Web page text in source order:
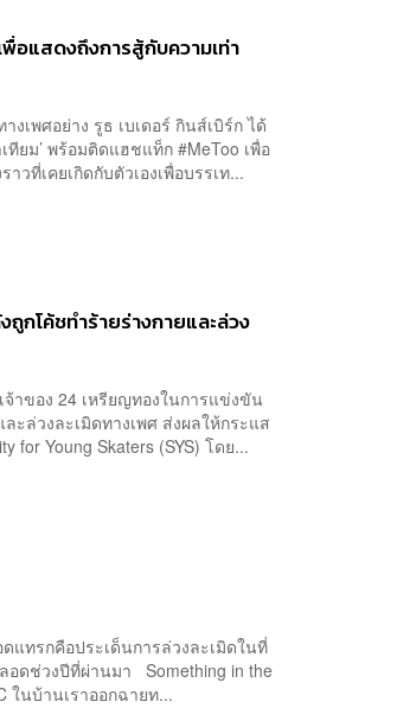
แสดงถึงการสู้กับความเท่า
เพศอย่าง รูธ เบเดอร์ กินส์เบิร์ก ได้
ทียม’ พร้อมติดแฮชแท็ก #MeToo เพื่อ
วที่เคยเกิดกับตัวเองเพื่อบรรเท...
กโค้ชทำร้ายร่างกายและล่วง
าของ 24 เหรียญทองในการแข่งขัน
ะล่วงละเมิดทางเพศ ส่งผลให้กระแส
for Young Skaters (SYS) โดย...
แทรกคือประเด็นการล่วงละเมิดในที่
อดช่วงปีที่ผ่านมา Something in the
ในบ้านเราออกฉายท...